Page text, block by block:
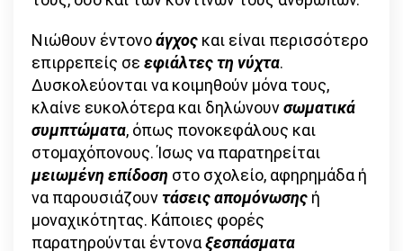
Νιώθουν έντονοάγχος και είναι περισσότερο
επιρρεπείς σε εφιάλτες τη νύχτα.
Δυσκολεύονται να κοιμηθούν μόνα τους,
κλαίνε ευκολότερα και δηλώνουνσωματικά
συμπτώματα, όπως πονοκεφάλους και
στομαχόπονους. Ίσως να παρατηρείται
μειωμένη επίδοση στο σχολείο, αφηρημάδα ή
να παρουσιάζουντάσεις απομόνωσης ή
μοναχικότητας. Κάποιες φορές
παρατηρούνται έντοναξεσπάσματα